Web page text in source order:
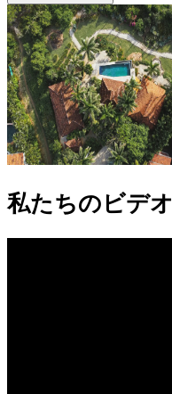
私たちのビデオ